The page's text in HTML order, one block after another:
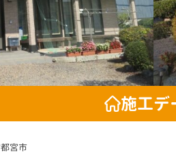
施工デ
宮市